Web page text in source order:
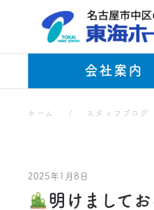
Skip to main content
会社案内
ホーム スタッフブログ
2025年1月8日
明けまして